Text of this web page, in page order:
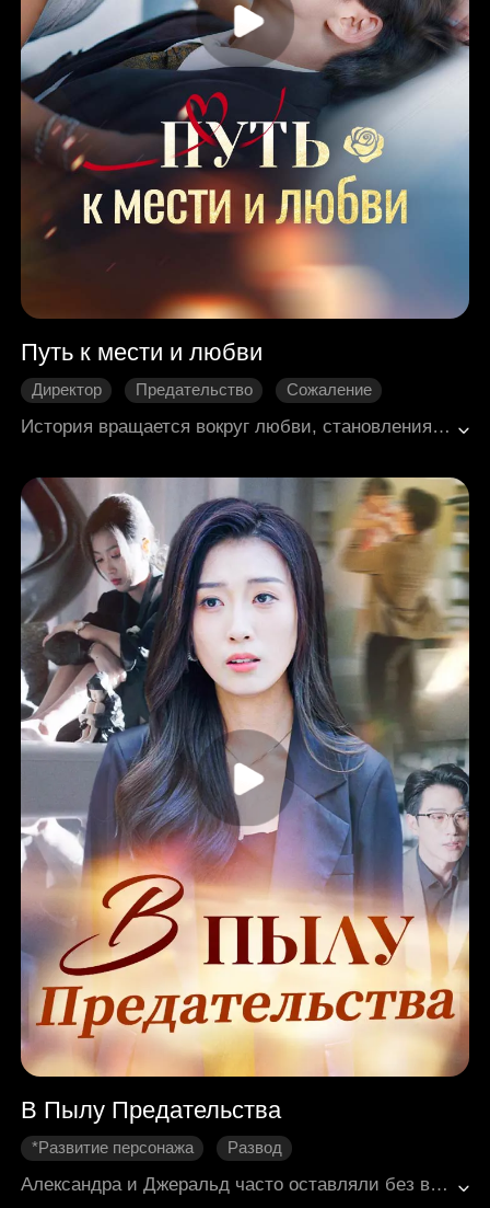
Путь к мести и любви
Директор Предательство
Сожаление
История вращается вокруг любви, становления и карьерного взлёта. Начинаясь с расставанием Сун Юаня и Линь Сюэяо, она повествует о пути Сун Юаня от предательства к триумфу, о мудрости и решительности Гу Шиюй, о меркантильности и последующем падении Линь Сюэяо. В итоге Сун Юань добивается выдающихся успехов в карьере и соединяет судьбу с Гу Шиюй.
В Пылу Предательства
*Развитие персонажа
Развод
Семейные узы
Современная романтика
Александра и Джеральд часто оставляли без внимания свою дочь Беллу из-за плотного рабочего графика. Однажды во время встречи Александра неожиданно получила сигнал бедствия от Беллы. Тогда она узнала, что её муж взял свою первую любовь Дейну и её сына на прогулку, оставив их дочь запертой в машине. Двигатель был выключен, воздух застоялся, а палящая жара делала ситуацию ужасной. В панике Александра попыталась связаться с Джеральдом по телефону, чтобы узнать, где он находится, но он обвинил её в ревности и лжи, отказался сообщить о своём местонахождении и в итоге перестал отвечать на звонки. В отчаянии она вернулась домой, чтобы обратиться за помощью к матери Джеральда, но та лишь показала свою истинную, неравнодушную натуру. Мать Джеральда долгое время была равнодушна к внучке, втайне надеясь на несчастный случай, чтобы у Александры появился ещё один ребёнок – внук, который продолжит семейное наследие.